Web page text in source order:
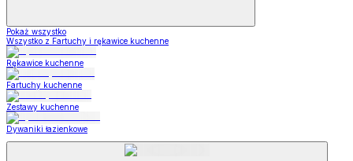
Pokaż wszystko
Wszystko z Fartuchy i rękawice kuchenne
Rękawice kuchenne
Fartuchy kuchenne
Zestawy kuchenne
Dywaniki łazienkowe